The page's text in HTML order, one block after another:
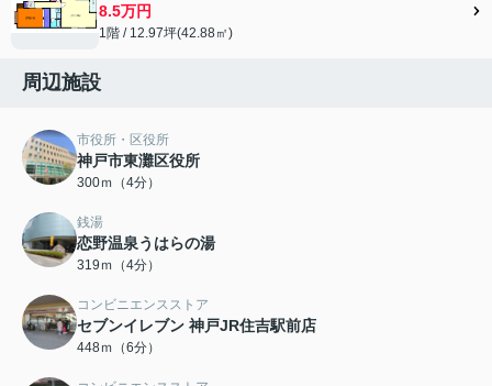
8.5万円
1階 / 12.97坪(42.88㎡)
周辺施設
市役所・区役所
神戸市東灘区役所
300ｍ（4分）
銭湯
恋野温泉うはらの湯
319ｍ（4分）
コンビニエンスストア
セブンイレブン 神戸JR住吉駅前店
448ｍ（6分）